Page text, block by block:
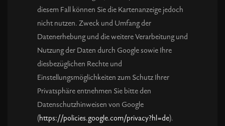
diesem Fall können Sie die Kartenanzeige jedoch
nicht nutzen. Zweck und Umfang der
Datenerhebung und die weitere Verarbeitung und
Nutzung der Daten durch Google sowie Ihre
diesbezüglichen Rechte und
Einstellungsmöglichkeiten zum Schutz Ihrer
Privatsphäre entnehmen Sie bitte den
Datenschutzhinweisen von Google
(https://policies.google.com/privacy?hl=de).